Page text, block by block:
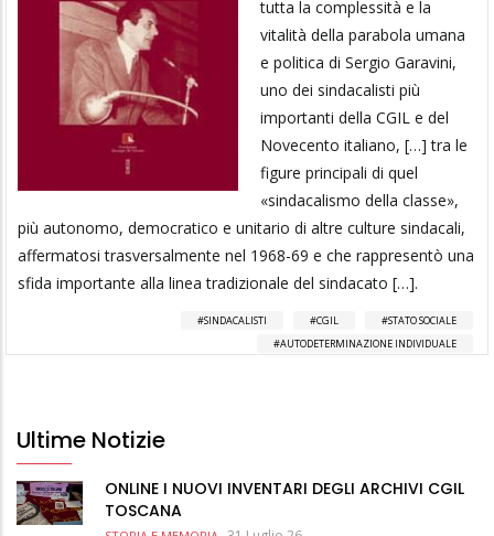
tutta la complessità e la
vitalità della parabola umana
e politica di Sergio Garavini,
uno dei sindacalisti più
importanti della CGIL e del
Novecento italiano, […] tra le
figure principali di quel
«sindacalismo della classe»,
più autonomo, democratico e unitario di altre culture sindacali,
affermatosi trasversalmente nel 1968-69 e che rappresentò una
sfida importante alla linea tradizionale del sindacato […].
SINDACALISTI CGIL
STATO SOCIALE
AUTODETERMINAZIONE INDIVIDUALE
Ultime Notizie
ONLINE I NUOVI INVENTARI DEGLI ARCHIVI CGIL
TOSCANA